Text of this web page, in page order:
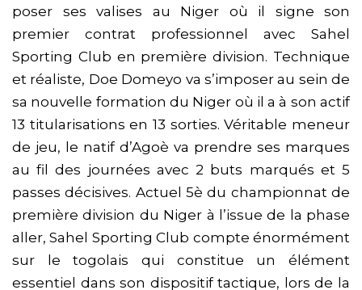
poser ses valises au Niger où il signe son
premier contrat professionnel avec Sahel
Sporting Club en première division. Technique
et réaliste, Doe Domeyo va s’imposer au sein de
sa nouvelle formation du Niger où il a à son actif
13 titularisations en 13 sorties. Véritable meneur
de jeu, le natif d’Agoè va prendre ses marques
au fil des journées avec 2 buts marqués et 5
passes décisives. Actuel 5è du championnat de
première division du Niger à l’issue de la phase
aller, Sahel Sporting Club compte énormément
sur le togolais qui constitue un élément
essentiel dans son dispositif tactique, lors de la